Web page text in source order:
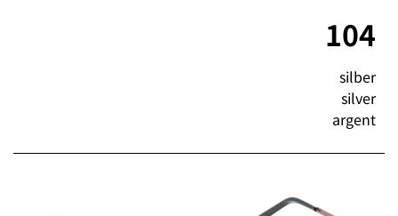
104
silber
silver
argent